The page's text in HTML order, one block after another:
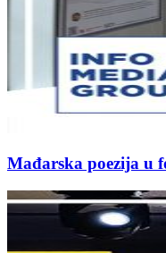
Mađarska poezija u